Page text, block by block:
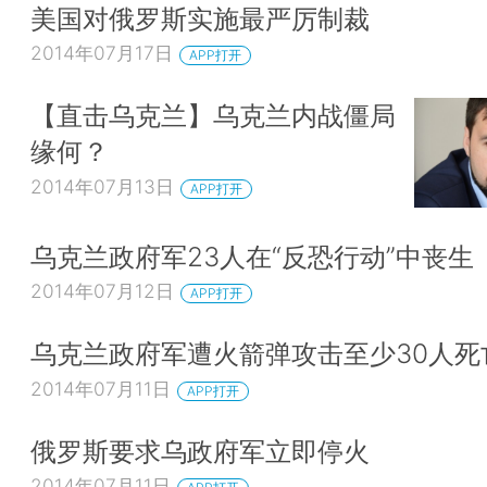
美国对俄罗斯实施最严厉制裁
2014年07月17日 APP打开
【直击乌克兰】乌克兰内战僵局
缘何？
2014年07月13日 APP打开
乌克兰政府军23人在“反恐行动”中丧生
2014年07月12日 APP打开
乌克兰政府军遭火箭弹攻击至少30人死
2014年07月11日 APP打开
俄罗斯要求乌政府军立即停火